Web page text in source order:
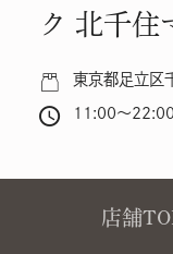
ク 北千住
東京都足立区
11:00～22:00
店舗